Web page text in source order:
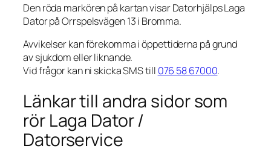
Den röda markören på kartan visar Datorhjälps Laga
Dator på Orrspelsvägen 13 i Bromma.
Avvikelser kan förekomma i öppettiderna på grund
av sjukdom eller liknande.
Vid frågor kan ni skicka SMS till 076 58 67000.
Länkar till andra sidor som
rör Laga Dator /
Datorservice